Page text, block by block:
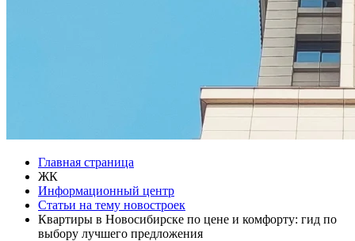
Главная страница
ЖК
Информационный центр
Статьи на тему новостроек
Квартиры в Новосибирске по цене и комфорту: гид по
выбору лучшего предложения